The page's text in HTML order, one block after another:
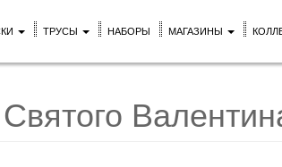
ТРУСЫ НАБОРЫ МАГАЗИНЫ